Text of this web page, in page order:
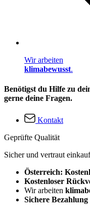
Wir arbeiten
klimabewusst.
Benötigst du Hilfe zu
gerne deine Fragen.
Kontakt
Geprüfte Qualität
Sicher und vertraut
Österreich:
Kostenloser
Wir arbeiten
Sichere Bezahlung